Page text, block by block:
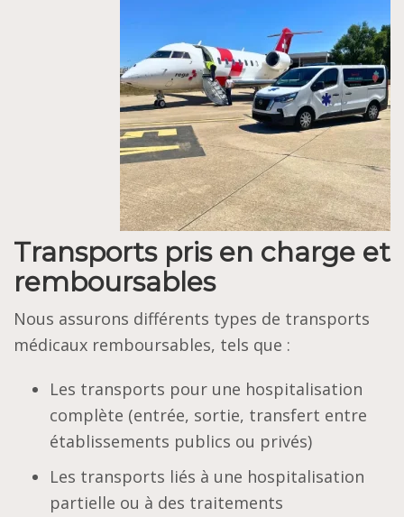
Transports pris en charge et
remboursables
Nous assurons différents types de transports
médicaux remboursables, tels que :
Les transports pour une hospitalisation
complète (entrée, sortie, transfert entre
établissements publics ou privés)
Les transports liés à une hospitalisation
partielle ou à des traitements